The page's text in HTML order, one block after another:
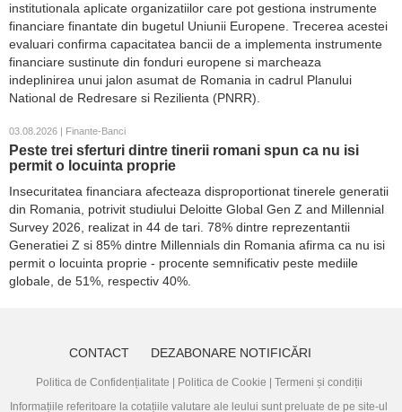
institutionala aplicate organizatiilor care pot gestiona instrumente
financiare finantate din bugetul Uniunii Europene. Trecerea acestei
evaluari confirma capacitatea bancii de a implementa instrumente
financiare sustinute din fonduri europene si marcheaza
indeplinirea unui jalon asumat de Romania in cadrul Planului
National de Redresare si Rezilienta (PNRR).
03.08.2026 | Finante-Banci
Peste trei sferturi dintre tinerii romani spun ca nu isi
permit o locuinta proprie
Insecuritatea financiara afecteaza disproportionat tinerele generatii
din Romania, potrivit studiului Deloitte Global Gen Z and Millennial
Survey 2026, realizat in 44 de tari. 78% dintre reprezentantii
Generatiei Z si 85% dintre Millennials din Romania afirma ca nu isi
permit o locuinta proprie - procente semnificativ peste mediile
globale, de 51%, respectiv 40%.
CONTACT DEZABONARE NOTIFICĂRI
Politica de Confidențialitate Politica de Cookie
Termeni și condiții
Informațiile referitoare la cotațiile valutare ale leului sunt preluate de pe site-ul